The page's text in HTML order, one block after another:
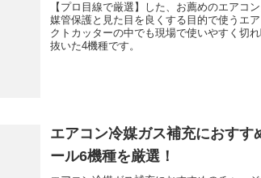
【プロ目線で厳選】した、お薦めのエアコ
媒管保護と見た目を良くする目的で使うエ
クトカッターの中でも現場で使いやすく切
抜いた4機種です。
エアコン冷媒ガス補充におすす
ール6機種を厳選！